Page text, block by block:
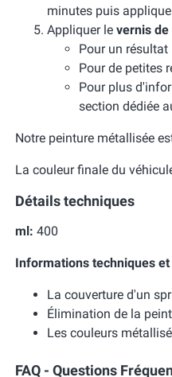
minutes puis
Appliquer le vernis
Pour un
Pour de petites
Pour plus
section dédiée
Notre peinture métallisée
La couleur finale du
Détails techniques
ml: 400
Informations techniques
La couverture d'un
Élimination de la
Les couleurs
FAQ - Questions